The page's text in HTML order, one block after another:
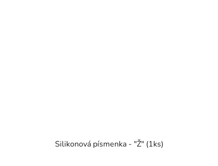
Silikonová písmenka - "Ž" (1ks)